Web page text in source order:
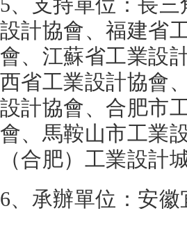
5、支持單位：長
設計協會、福建省
會、江蘇省工業設
西省工業設計協會
設計協會、合肥市
會、馬鞍山市工業
（合肥）工業設計
6、承辦單位：安